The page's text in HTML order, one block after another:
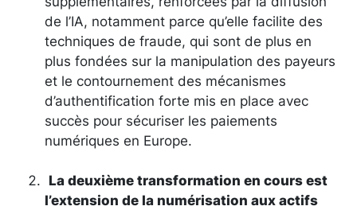
de l’IA, notamment parce qu’elle facilite des
techniques de fraude, qui sont de plus en
plus fondées sur la manipulation des payeurs
et le contournement des mécanismes
d’authentification forte mis en place avec
succès pour sécuriser les paiements
numériques en Europe.
La deuxième transformation en cours est
l’extension de la numérisation aux actifs